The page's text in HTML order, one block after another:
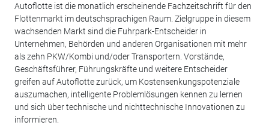
Autoflotte ist die monatlich erscheinende Fachzeitschrift für den
Flottenmarkt im deutschsprachigen Raum. Zielgruppe in diesem
wachsenden Markt sind die Fuhrpark-Entscheider in
Unternehmen, Behörden und anderen Organisationen mit mehr
als zehn PKW/Kombi und/oder Transportern. Vorstände,
Geschäftsführer, Führungskräfte und weitere Entscheider
greifen auf Autoflotte zurück, um Kostensenkungspotenziale
auszumachen, intelligente Problemlösungen kennen zu lernen
und sich über technische und nichttechnische Innovationen zu
informieren.